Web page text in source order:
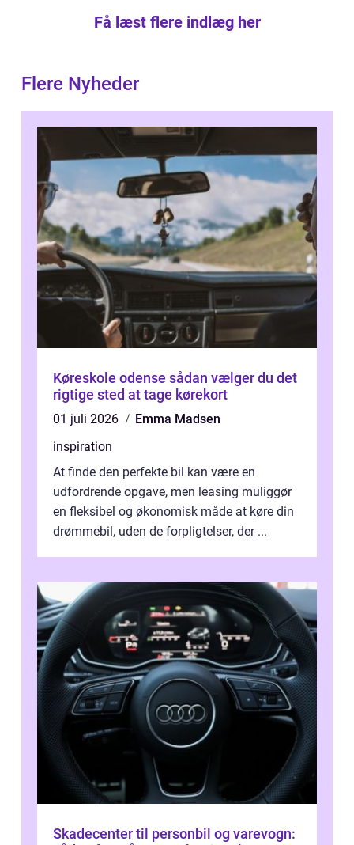
Få læst flere indlæg her
Flere Nyheder
Køreskole odense sådan vælger du det
rigtige sted at tage kørekort
01 juli 2026
Emma Madsen
inspiration
At finde den perfekte bil kan være en
udfordrende opgave, men leasing muliggør
en fleksibel og økonomisk måde at køre din
drømmebil, uden de forpligtelser, der ...
Skadecenter til personbil og varevogn: